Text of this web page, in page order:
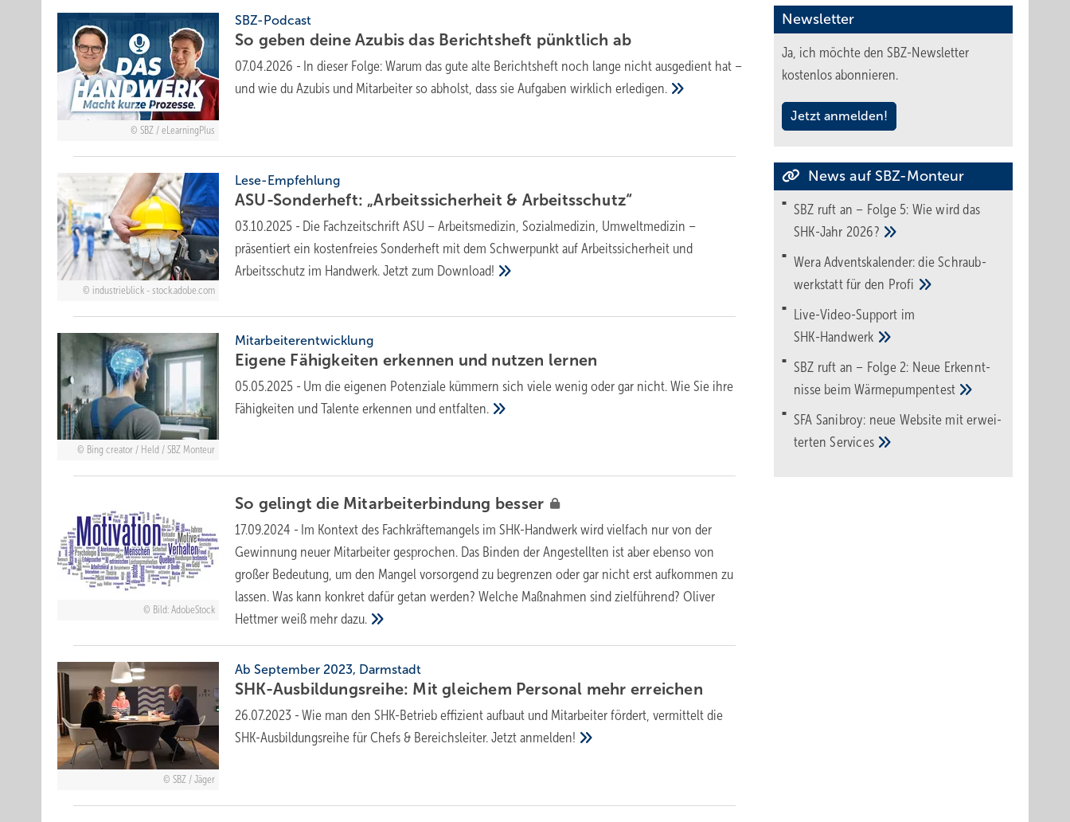
SBZ / eLearningPlus
SBZ-Podcast
So geben deine Azubis das Be­richts­heft pünkt­lich ab
07.04.2026 - In dieser Folge: Warum das gute alte Berichtsheft noch lange nicht ausgedient hat –
und wie du Azubis und Mitarbeiter so abholst, dass sie Aufgaben wirklicherledigen.
industrieblick - stock.adobe.com
Lese-Empfehlung
ASU-Sonderheft: „Arbeitssicherheit & Arbeitsschutz“
03.10.2025 - Die Fachzeitschrift ASU – Arbeitsmedizin, Sozialmedizin, Umweltmedizin –
präsentiert ein kostenfreies Sonderheft mit dem Schwerpunkt auf Arbeitssicherheit und
Arbeitsschutz im Handwerk. Jetzt zum Download!
Bing creator / Held / SBZ Monteur
Mitarbeiterentwicklung
Eigene Fähigkeiten erkennen und nutzen lernen
05.05.2025 - Um die eigenen Potenziale kümmern sich viele wenig oder gar nicht. Wie Sie ihre
Fähigkeiten und Talente erkennen undentfalten.
Bild: AdobeStock
So gelingt die Mitarbeiterbindung besser
17.09.2024 - Im Kontext des Fachkräftemangels im SHK-Handwerk wird vielfach nur von der
Gewinnung neuer Mitarbeiter gesprochen. Das Binden der Angestellten ist aber ebenso von
großer ­Bedeutung, um den Mangel vorsorgend zu begrenzen oder gar nicht erst aufkommen zu
lassen. Was kann konkret dafür getan werden? Welche Maßnahmen sind zielführend? Oliver
Hettmer weiß mehrdazu.
SBZ / Jäger
Ab September 2023, Darmstadt
SHK-Ausbildungsreihe: Mit gleichem Personal mehr erreichen
26.07.2023 - Wie man den SHK-Betrieb effizient aufbaut und Mitarbeiter fördert, vermittelt die
SHK-Ausbildungsreihe für Chefs & Bereichsleiter. Jetztanmelden!
Newsletter
Ja, ich möchte den SBZ-Newsletter
kostenlos abonnieren.
Jetzt anmelden!
News auf SBZ-Monteur
SBZ ruft an – Folge 5: Wie wird das
SHK-Jahr 2026?
Wera Adventskalender: die Schraub­
werk­statt für den Pro­fi
Live-Video-Support im
SHK-Handwerk
SBZ ruft an – Folge 2: Neue Erkennt­
nisse beimWärme­pumpen­test
SFA Sanibroy: neue Web­site mit erwei­
tertenServices